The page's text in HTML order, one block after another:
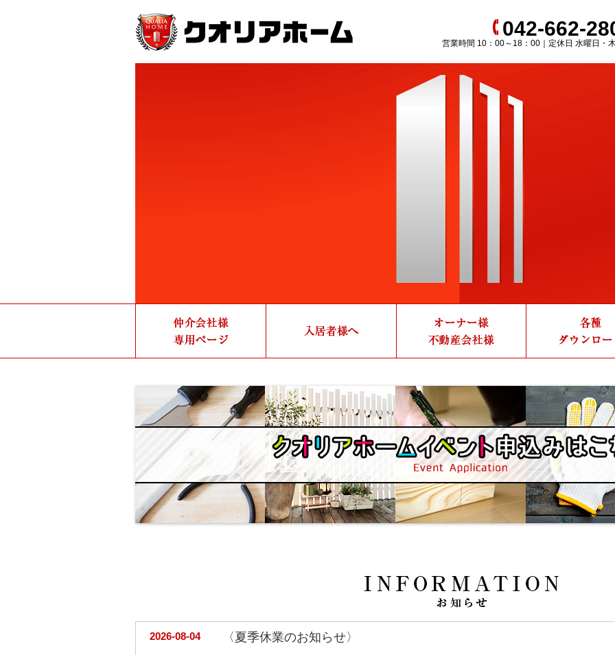
042-662-
営業時間 10：00～18：00｜定休日 水曜日・
2026-08-04 〈夏季休業のお知らせ〉